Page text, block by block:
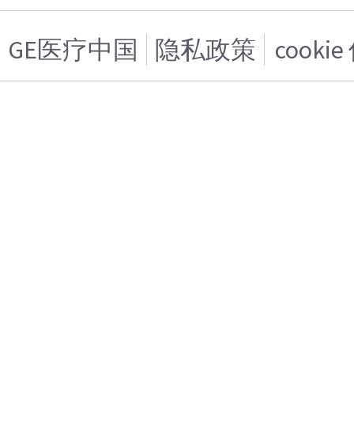
GE医疗中国 隐私政策 cookie